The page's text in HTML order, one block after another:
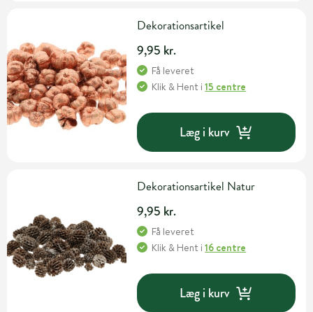
Dekorationsartikel
9,95 kr.
Få leveret
Klik & Hent i15 centre
Læg i kurv
Dekorationsartikel Natur
9,95 kr.
Få leveret
Klik & Hent i16 centre
Læg i kurv